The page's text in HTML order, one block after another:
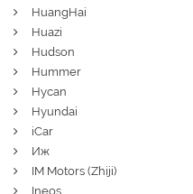
HuangHai
Huazi
Hudson
Hummer
Hycan
Hyundai
iCar
Иж
IM Motors (Zhiji)
Ineos